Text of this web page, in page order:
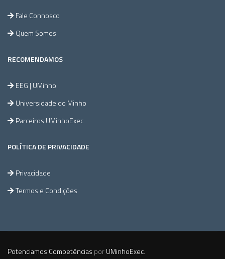
Fale Connosco
Quem Somos
RECOMENDAMOS
EEG | UMinho
Universidade do Minho
Parceiros UMinhoExec
POLÍTICA DE PRIVACIDADE
Privacidade
Termos e Condições
Potenciamos Competências porUMinhoExec.